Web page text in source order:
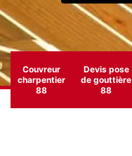
Couvreur
charpentier
88
Devis pose
de gouttière
88